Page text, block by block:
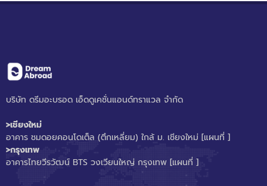
บริษัท ดรีมอะบรอด เอ็ดดูเคชั่นแอนด์ทราแวล จำกัด
>เชียงใหม่
อาคาร ชมดอยคอนโดเต็ล (ตึกเหลี่ยม) ใกล้ ม. เชียงใหม่ [แผนที่ ]
>กรุงเทพ
อาคารไทยวีรวัฒน์ BTS วงเวียนใหญ่ กรุงเทพ [แผนที่ ]